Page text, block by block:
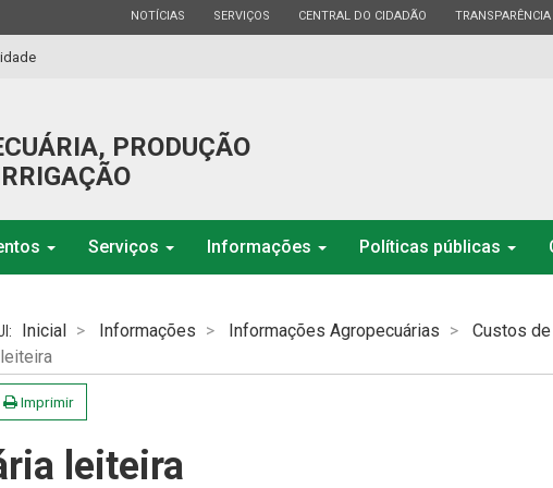
ESTADO
NOTÍCIAS ESTADO
SERVIÇOS ESTADO
CENTRAL DO CIDADÃO ESTADO
TRANSPARÊNCIA
PRODUÇÃO
Serviços Informações Políticas públicas
Inicial Informações Informações Agropecuárias
Custos
Imprimir
leiteira